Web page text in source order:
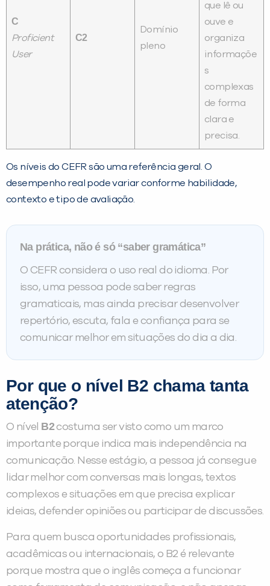
C
Proficient
User
C2
Domínio
pleno
que lê ou
ouve e
organiza
informaçõe
s
complexas
de forma
clara e
precisa.
Os níveis do CEFR são uma referência geral. O
desempenho real pode variar conforme habilidade,
contexto e tipo de avaliação.
Na prática, não é só “saber gramática”
O CEFR considera o uso real do idioma. Por
isso, uma pessoa pode saber regras
gramaticais, mas ainda precisar desenvolver
repertório, escuta, fala e confiança para se
comunicar melhor em situações do dia a dia.
Por que o nível B2 chama tanta
atenção?
O nível B2costuma ser visto como um marco
importante porque indica mais independência na
comunicação. Nesse estágio, a pessoa já consegue
lidar melhor com conversas mais longas, textos
complexos e situações em que precisa explicar
ideias, defender opiniões ou participar de discussões.
Para quem busca oportunidades profissionais,
acadêmicas ou internacionais, o B2 é relevante
porque mostra que o inglês começa a funcionar